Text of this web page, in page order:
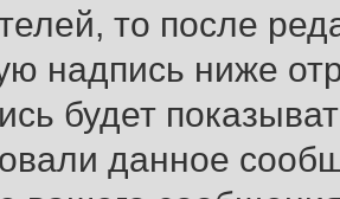
то после
надпись ниже
будет
данное